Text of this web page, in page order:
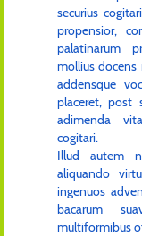
securius
propensior,
palatinarum
mollius docens
addensque
placeret, post
adimenda
cogitari.
Illud autem
aliquando
ingenuos
bacarum
multiformibus